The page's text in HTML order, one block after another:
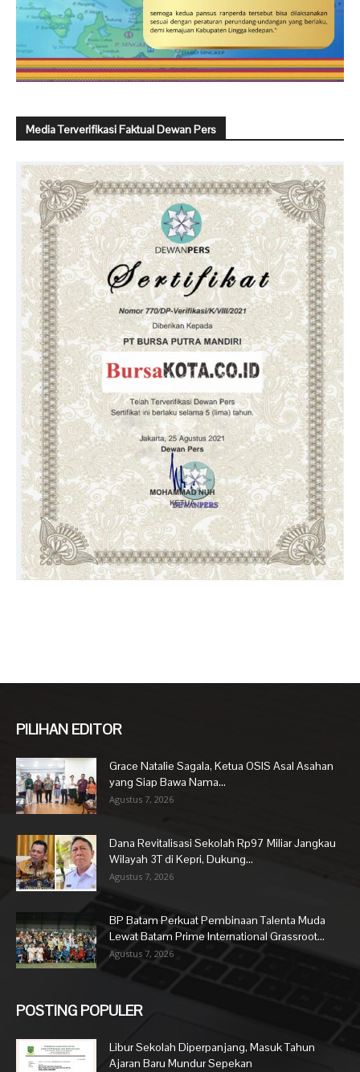
Media Terverifikasi Faktual Dewan Pers
PILIHAN EDITOR
Grace Natalie Sagala, Ketua OSIS Asal Asahan
yang Siap Bawa Nama...
Agustus 7, 2026
Dana Revitalisasi Sekolah Rp97 Miliar Jangkau
Wilayah 3T di Kepri, Dukung...
Agustus 7, 2026
BP Batam Perkuat Pembinaan Talenta Muda
Lewat Batam Prime International Grassroot...
Agustus 7, 2026
POSTING POPULER
Libur Sekolah Diperpanjang, Masuk Tahun
Ajaran Baru Mundur Sepekan